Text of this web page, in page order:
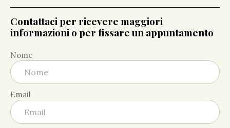
Contattaci per ricevere maggiori
informazioni o per fissare un appuntamento
Nome
Email